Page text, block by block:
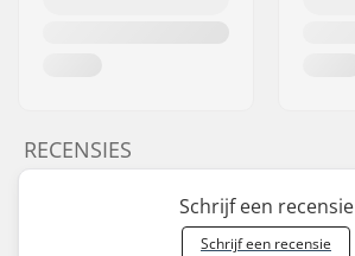
RECENSIES
Schrijf een recensie
Schrijf een recensie